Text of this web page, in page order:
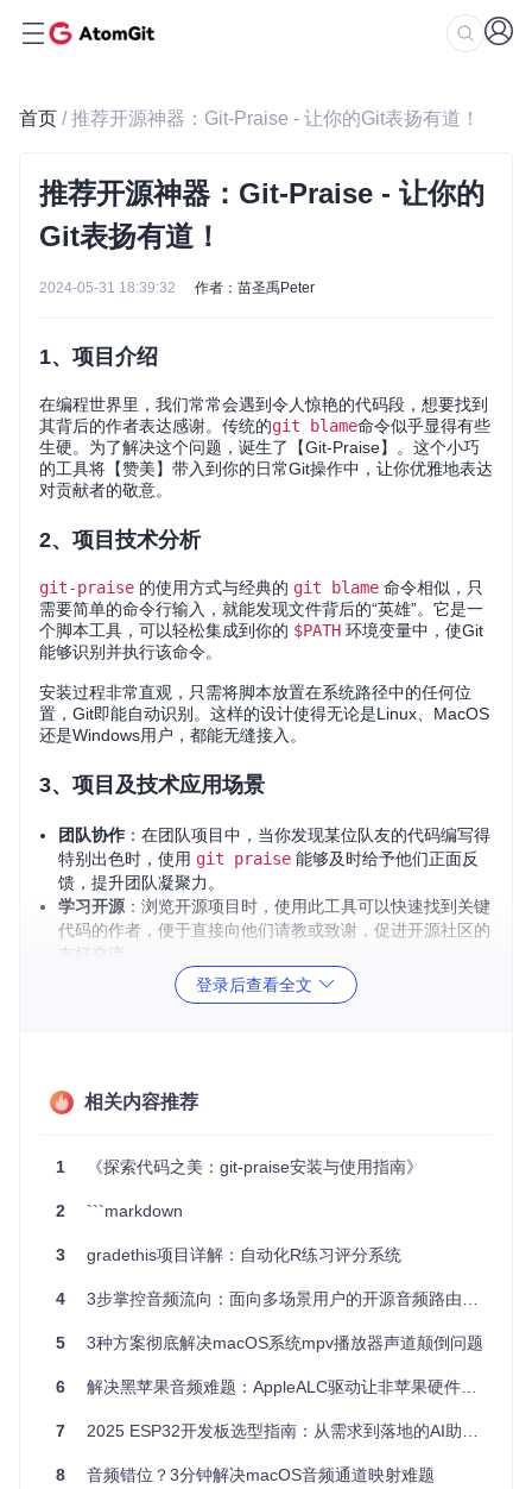
首页 / 推荐开源神器：Git-Praise - 让你的Git表扬有道！
推荐开源神器：Git-Praise - 让你的
Git表扬有道！
2024-05-31 18:39:32 作者：苗圣禹Peter
1、项目介绍
在编程世界里，我们常常会遇到令人惊艳的代码段，想要找到
其背后的作者表达感谢。传统的git blame命令似乎显得有些
生硬。为了解决这个问题，诞生了【Git-Praise】。这个小巧
的工具将【赞美】带入到你的日常Git操作中，让你优雅地表达
对贡献者的敬意。
2、项目技术分析
git-praise 的使用方式与经典的 git blame 命令相似，只
需要简单的命令行输入，就能发现文件背后的“英雄”。它是一
个脚本工具，可以轻松集成到你的 $PATH 环境变量中，使Git
能够识别并执行该命令。
安装过程非常直观，只需将脚本放置在系统路径中的任何位
置，Git即能自动识别。这样的设计使得无论是Linux、MacOS
还是Windows用户，都能无缝接入。
3、项目及技术应用场景
团队协作 ：在团队项目中，当你发现某位队友的代码编写得
特别出色时，使用 git praise 能够及时给予他们正面反
馈，提升团队凝聚力。
学习开源 ：浏览开源项目时，使用此工具可以快速找到关键
代码的作者，便于直接向他们请教或致谢，促进开源社区的
友好交流。
：在回溯自己的代码历史时，利用
可以帮助你回顾过去，重温那些曾经让你骄傲的瞬间。
简单易用：与现有Git命令兼容，无需额外的学习成本。
跨平台支持：适用于各种操作系统环境，具备广泛的适用
开源许可证：遵循MIT许可协议，这意味着你可以自由地使
用、分享和改进这个项目。
文化、增进开发者之间良好关系的方式。让我们的每一次赞赏
Git-Praise成为你开发过程中的得力伙伴吧！
登录后查看全文
相关内容推荐
1 《探索代码之美：git-praise安装与使用指南》
2 ```markdown
3 gradethis项目详解：自动化R练习评分系统
4 3步掌控音频流向：面向多场景用户的开源音频路由工具
5 3种方案彻底解决macOS系统mpv播放器声道颠倒问题
6 解决黑苹果音频难题：AppleALC驱动让非苹果硬件完美发声
7 2025 ESP32开发板选型指南：从需求到落地的AI助手硬件配置方案
8 音频错位？3分钟解决macOS音频通道映射难题